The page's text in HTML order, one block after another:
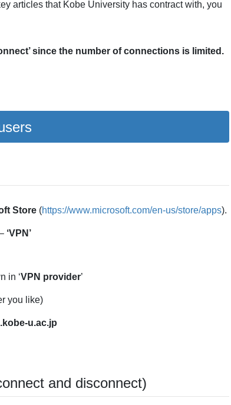
articles that Kobe University has contract with, you
since the number of connections is limited.
Store (https://www.microsoft.com/en-us/store/apps).
‘VPN’
in ‘VPN provider’
you like)
u.ac.jp
and disconnect)